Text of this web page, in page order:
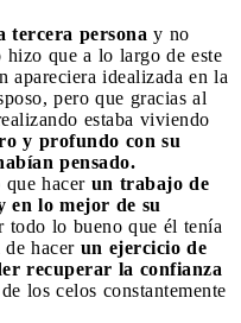
tercera persona y no
hizo que a lo largo de este
apareciera idealizada en la
pero que gracias al
estaba viviendo
y profundo con su
pensado.
hacerun trabajo de
en lo mejor de su
todo lo bueno que él tenía
hacerun ejercicio de
recuperar la confianza
los celos constantemente